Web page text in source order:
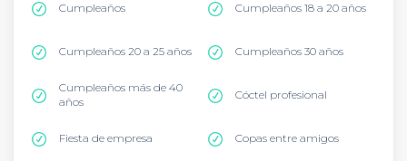
Cumpleaños Cumpleaños 18 a 20 años
Cumpleaños 20 a 25 años Cumpleaños 30 años
Cumpleaños más de 40
años
Cóctel profesional
Fiesta de empresa Copas entre amigos